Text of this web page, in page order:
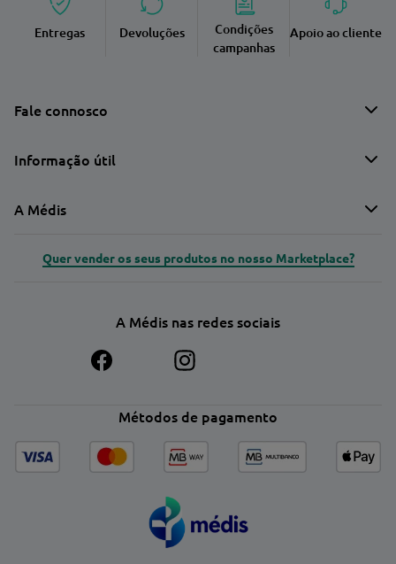
Entregas Devoluções
Condições
campanhas
Apoio ao cliente
Fale connosco
Informação útil
A Médis
Quer vender os seus produtos no nosso Marketplace?
A Médis nas redes sociais
Métodos de pagamento